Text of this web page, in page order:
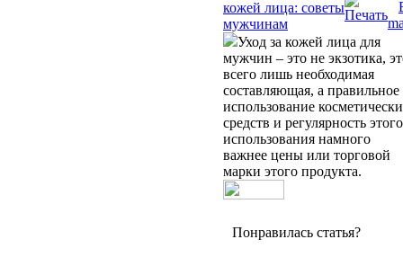
кожей лица: советы
мужчинам
Уход за кожей лица для
мужчин – это не экзотика,
всего лишь необходимая
составляющая, а правильное
использование
средств и регулярность этого
использования намного
важнее цены или торговой
марки этого продукта.
Понравилась статья?